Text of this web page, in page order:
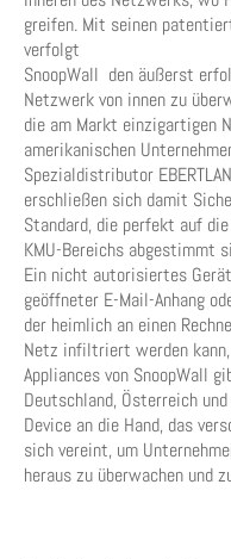
greifen. Mit seinen
verfolgt
SnoopWall den äußerst
Netzwerk von innen zu
die am Markt einzigartigen
amerikanischen
Spezialdistributor
erschließen sich damit
Standard, die perfekt auf
KMU-Bereichs abgestimmt
Ein nicht autorisiertes
geöffneter E-Mail-Anhang
der heimlich an einen
Netz infiltriert werden
Appliances von SnoopWall
Deutschland, Österreich
Device an die Hand, das
sich vereint, um
heraus zu überwachen und